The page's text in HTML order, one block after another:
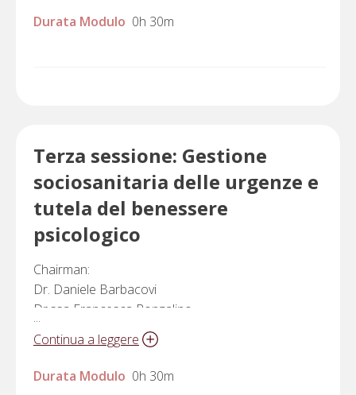
Durata Modulo 0h 30m
Terza sessione: Gestione
sociosanitaria delle urgenze e
tutela del benessere
psicologico
Chairman:
Dr. Daniele Barbacovi
Dr.ssa Francesca Ponzalino
Donatella Galliano | Introduzione alla III sessione
...
Continua a leggere
Durata Modulo 0h 30m